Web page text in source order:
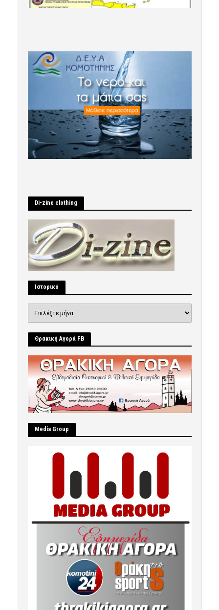
Di-zine clothing
Ιστορικό
Θρακική Αγορά FB
Μedia Group